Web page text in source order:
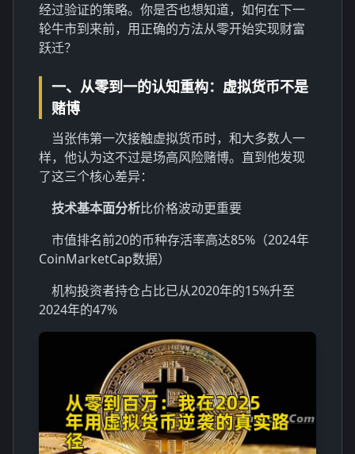
经过验证的策略。你是否也想知道，如何在下一
轮牛市到来前，用正确的方法从零开始实现财富
跃迁？
一、从零到一的认知重构：虚拟货币不是
赌博
当张伟第一次接触虚拟货币时，和大多数人一
样，他认为这不过是场高风险赌博。直到他发现
了这三个核心差异：
技术基本面分析比价格波动更重要
市值排名前20的币种存活率高达85%（2024年
CoinMarketCap数据）
机构投资者持仓占比已从2020年的15%升至
2024年的47%